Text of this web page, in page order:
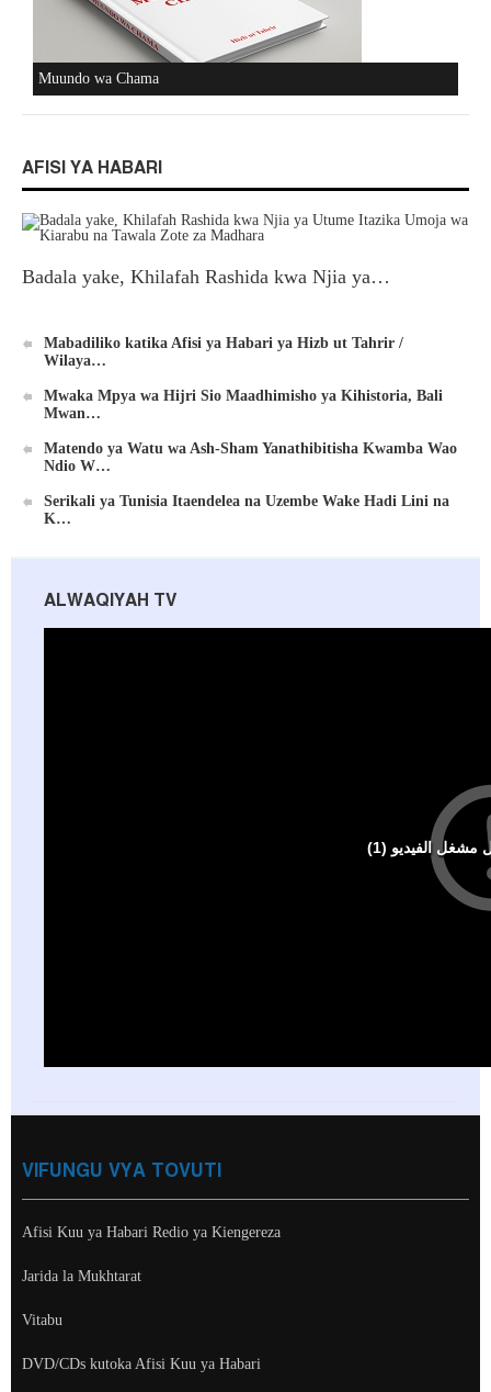
Muundo wa Chama
AFISI YA HABARI
Badala yake, Khilafah Rashida kwa Njia ya…
Mabadiliko katika Afisi ya Habari ya Hizb ut Tahrir /
Wilaya…
Mwaka Mpya wa Hijri Sio Maadhimisho ya Kihistoria, Bali
Mwan…
Matendo ya Watu wa Ash-Sham Yanathibitisha Kwamba Wao
Ndio W…
Serikali ya Tunisia Itaendelea na Uzembe Wake Hadi Lini na
K…
ALWAQIYAH TV
VIFUNGU VYA TOVUTI
Afisi Kuu ya Habari Redio ya Kiengereza
Jarida la Mukhtarat
Vitabu
DVD/CDs kutoka Afisi Kuu ya Habari